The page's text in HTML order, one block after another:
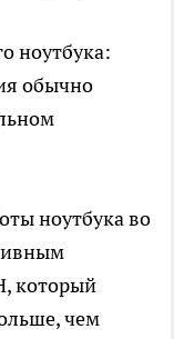
ноутбука:
обычно
ноутбука во
который
чем